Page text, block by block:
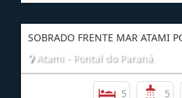
R$ 999.000,00
SOBRADO FRENTE MAR ATAMI